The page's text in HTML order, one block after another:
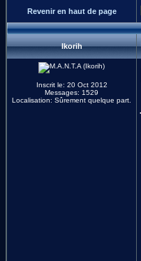
Revenir en haut de page
Ikorih
Inscrit le: 20 Oct 2012
Messages: 1529
Localisation: Sûrement quelque part.